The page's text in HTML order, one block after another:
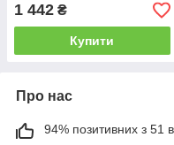
1 442 ₴
Купити
Про нас
94% позитивних з 51